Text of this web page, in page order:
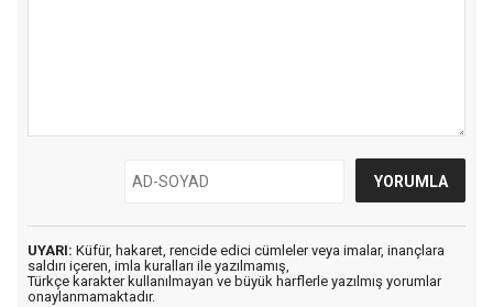
UYARI: Küfür, hakaret, rencide edici cümleler veya imalar, inançlara
saldırı içeren, imla kuralları ile yazılmamış,
Türkçe karakter kullanılmayan ve büyük harflerle yazılmış yorumlar
onaylanmamaktadır.